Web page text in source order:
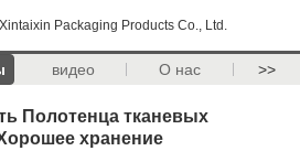
Packaging Products Co., Ltd.
видео О нас >>
Полотенца тканевых
хранение